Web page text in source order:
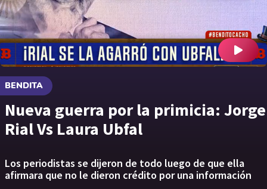
BENDITA
Nueva guerra por la primicia: Jorge
Rial Vs Laura Ubfal
Los periodistas se dijeron de todo luego de que ella
afirmara que no le dieron crédito por una información